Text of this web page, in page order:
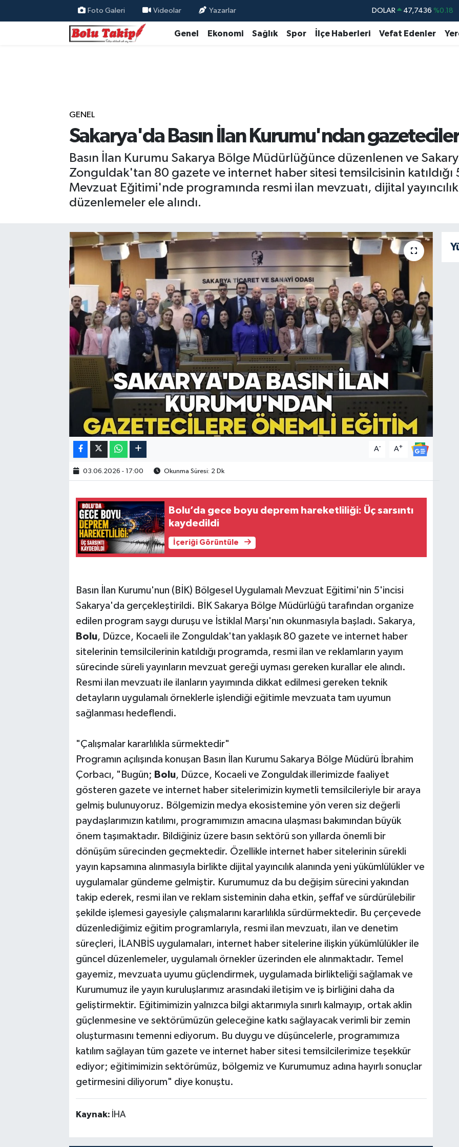
Foto Galeri Videolar Yazarlar DOLAR 47,7436 %0.18
EURO 55,2510 %0.32
Genel Ekonomi Sağlık Spor İlçe Haberleri Vefat Edenler
GENEL
Sakarya'da Basın İlan Kurumu'ndan
Basın İlan Kurumu Sakarya Bölge Müdürlüğünce düzenlenen ve
Zonguldak'tan 80 gazete ve internet haber sitesi temsilcisinin katıldığı
Mevzuat Eğitimi'nde programında resmi ilan mevzuatı, dijital
düzenlemeler ele alındı.
A- A+
03.06.2026 - 17:00 Okunma Süresi: 2 Dk
Bolu’da gece boyu deprem hareketliliği: Üç sarsıntı
kaydedildi
İçeriği Görüntüle
Basın İlan Kurumu'nun (BİK) Bölgesel Uygulamalı Mevzuat Eğitimi'nin 5'incisi
Sakarya'da gerçekleştirildi. BİK Sakarya Bölge Müdürlüğü tarafından organize
edilen program saygı duruşu ve İstiklal Marşı'nın okunmasıyla başladı. Sakarya,
Bolu, Düzce, Kocaeli ile Zonguldak'tan yaklaşık 80 gazete ve internet haber
sitelerinin temsilcilerinin katıldığı programda, resmi ilan ve reklamların yayım
sürecinde süreli yayınların mevzuat gereği uyması gereken kurallar ele alındı.
Resmi ilan mevzuatı ile ilanların yayımında dikkat edilmesi gereken teknik
detayların uygulamalı örneklerle işlendiği eğitimle mevzuata tam uyumun
sağlanması hedeflendi.
"Çalışmalar kararlılıkla sürmektedir"
Programın açılışında konuşan Basın İlan Kurumu Sakarya Bölge Müdürü İbrahim
Çorbacı, "Bugün; Bolu, Düzce, Kocaeli ve Zonguldak illerimizde faaliyet
gösteren gazete ve internet haber sitelerimizin kıymetli temsilcileriyle bir araya
gelmiş bulunuyoruz. Bölgemizin medya ekosistemine yön veren siz değerli
paydaşlarımızın katılımı, programımızın amacına ulaşması bakımından büyük
önem taşımaktadır. Bildiğiniz üzere basın sektörü son yıllarda önemli bir
dönüşüm sürecinden geçmektedir. Özellikle internet haber sitelerinin sürekli
yayın kapsamına alınmasıyla birlikte dijital yayıncılık alanında yeni yükümlülükler ve
uygulamalar gündeme gelmiştir. Kurumumuz da bu değişim sürecini yakından
takip ederek, resmi ilan ve reklam sisteminin daha etkin, şeffaf ve sürdürülebilir
şekilde işlemesi gayesiyle çalışmalarını kararlılıkla sürdürmektedir. Bu çerçevede
düzenlediğimiz eğitim programlarıyla, resmi ilan mevzuatı, ilan ve denetim
süreçleri, İLANBİS uygulamaları, internet haber sitelerine ilişkin yükümlülükler ile
güncel düzenlemeler, uygulamalı örnekler üzerinden ele alınmaktadır. Temel
gayemiz, mevzuata uyumu güçlendirmek, uygulamada birlikteliği sağlamak ve
Kurumumuz ile yayın kuruluşlarımız arasındaki iletişim ve iş birliğini daha da
geliştirmektir. Eğitimimizin yalnızca bilgi aktarımıyla sınırlı kalmayıp, ortak aklin
güçlenmesine ve sektörümüzün geleceğine katkı sağlayacak verimli bir zemin
oluşturmasını temenni ediyorum. Bu duygu ve düşüncelerle, programımıza
katılım sağlayan tüm gazete ve internet haber sitesi temsilcilerimize teşekkür
ediyor; eğitimimizin sektörümüz, bölgemiz ve Kurumumuz adına hayırlı sonuçlar
getirmesini diliyorum" diye konuştu.
Kaynak: İHA